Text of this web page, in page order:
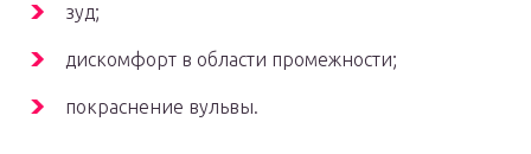
зуд;
дискомфорт в области промежности;
покраснение вульвы.